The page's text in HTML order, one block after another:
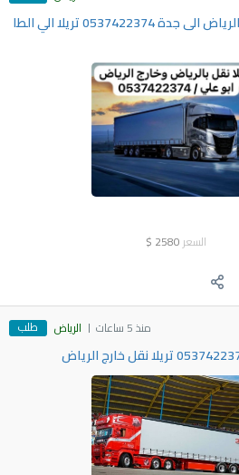
تريلا ستاره نقل من الرياض الى جدة 0537422374 تريلا الي الطا
السعر 2580
$
منذ 5 ساعات الرياض طلب